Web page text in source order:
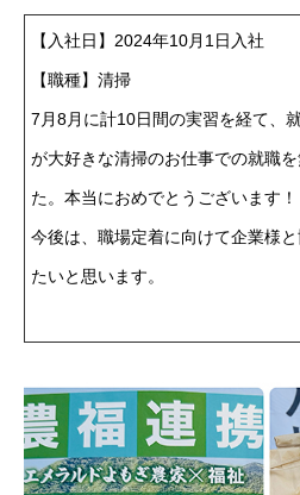
【入社日】2024年10月1日入社
【職種】清掃
7月8月に計10日間の実習を経て、
が大好きな清掃のお仕事での就職
た。本当におめでとうございます！
今後は、職場定着に向けて企業様
たいと思います。